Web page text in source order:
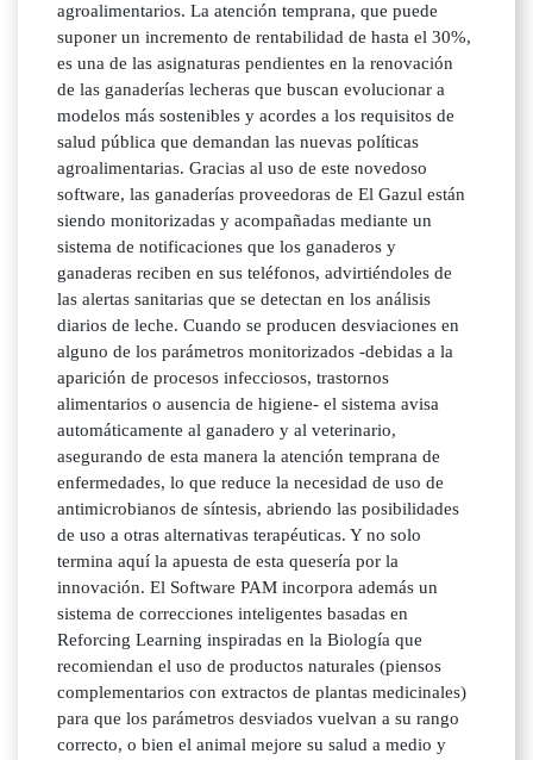
agroalimentarios. La atención temprana, que puede
suponer un incremento de rentabilidad de hasta el 30%,
es una de las asignaturas pendientes en la renovación
de las ganaderías lecheras que buscan evolucionar a
modelos más sostenibles y acordes a los requisitos de
salud pública que demandan las nuevas políticas
agroalimentarias. Gracias al uso de este novedoso
software, las ganaderías proveedoras de El Gazul están
siendo monitorizadas y acompañadas mediante un
sistema de notificaciones que los ganaderos y
ganaderas reciben en sus teléfonos, advirtiéndoles de
las alertas sanitarias que se detectan en los análisis
diarios de leche. Cuando se producen desviaciones en
alguno de los parámetros monitorizados -debidas a la
aparición de procesos infecciosos, trastornos
alimentarios o ausencia de higiene- el sistema avisa
automáticamente al ganadero y al veterinario,
asegurando de esta manera la atención temprana de
enfermedades, lo que reduce la necesidad de uso de
antimicrobianos de síntesis, abriendo las posibilidades
de uso a otras alternativas terapéuticas. Y no solo
termina aquí la apuesta de esta quesería por la
innovación. El Software PAM incorpora además un
sistema de correcciones inteligentes basadas en
Reforcing Learning inspiradas en la Biología que
recomiendan el uso de productos naturales (piensos
complementarios con extractos de plantas medicinales)
para que los parámetros desviados vuelvan a su rango
correcto, o bien el animal mejore su salud a medio y